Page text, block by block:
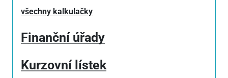
všechny kalkulačky
Finanční úřady
Kurzovní lístek